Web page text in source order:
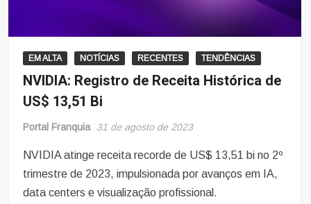
EM ALTA NOTÍCIAS RECENTES TENDÊNCIAS
NVIDIA: Registro de Receita Histórica de
US$ 13,51 Bi
Portal Franquia 31 de agosto de 2023
NVIDIA atinge receita recorde de US$ 13,51 bi no 2º
trimestre de 2023, impulsionada por avanços em IA,
data centers e visualização profissional.